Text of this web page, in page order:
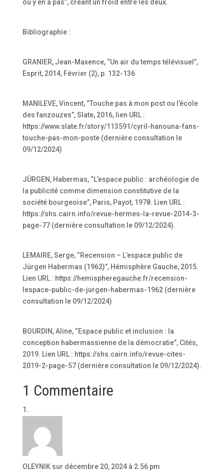
où y en a pas”, créant un froid entre les deux.
Bibliographie :
GRANIER, Jean-Maxence, “Un air du temps télévisuel”,
Esprit, 2014, Février (2), p. 132-136
MANILEVE, Vincent, “Touche pas à mon post ou l’école
des fanzouzes”, Slate, 2016, lien URL :
https://www.slate.fr/story/113591/cyril-hanouna-fans-
touche-pas-mon-poste (dernière consultation le
09/12/2024)
JÜRGEN, Habermas, “L’espace public : archéologie de
la publicité comme dimension constitutive de la
société bourgeoise”, Paris, Payot, 1978. Lien URL :
https://shs.cairn.info/revue-hermes-la-revue-2014-3-
page-77 (dernière consultation le 09/12/2024).
LEMAIRE, Serge, “Recension – L’espace public de
Jürgen Habermas (1962)”, Hémisphère Gauche, 2015.
Lien URL : https://hemispheregauche.fr/recension-
lespace-public-de-jurgen-habermas-1962 (dernière
consultation le 09/12/2024)
BOURDIN, Aline, “Espace public et inclusion : la
conception habermassienne de la démocratie”, Cités,
2019. Lien URL : https://shs.cairn.info/revue-cites-
2019-2-page-57 (dernière consultation le 09/12/2024).
1 Commentaire
OLEYNIK sur décembre 20, 2024 à 2:56 pm